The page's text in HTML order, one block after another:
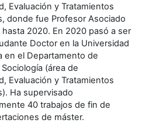
Evaluación y Tratamientos
donde fue Profesor Asociado
2020. En 2020 pasó a ser
Doctor en la Universidad
en el Departamento de
(área de
Evaluación y Tratamientos
Ha supervisado
40 trabajos de fin de
de máster.